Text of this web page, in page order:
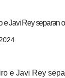
e Javi Rey separan
e Javi Rey